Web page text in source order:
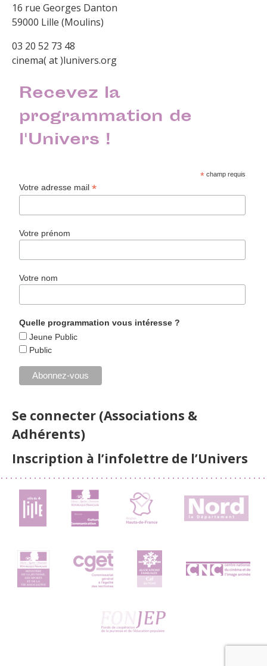
16 rue Georges Danton
59000 Lille (Moulins)
03 20 52 73 48
cinema( at )lunivers.org
Recevez la
programmation de
l'Univers !
* champ requis
Votre adresse mail*
Votre prénom
Votre nom
Quelle programmation vous intéresse ?
Jeune Public
Public
Se connecter (Associations &
Adhérents)
Inscription à l’infolettre de l’Univers